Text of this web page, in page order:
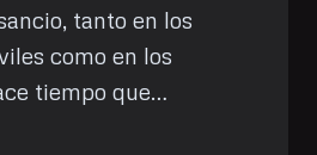
tanto en los
como en los
tiempo que…